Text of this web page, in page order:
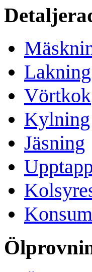
Lakning
Vörtkok
Kylning
Jäsning